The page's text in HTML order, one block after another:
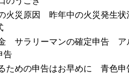
火災原因 昨年中の火災発生
サラリーマンの確定申告 ア
告
ための申告はお早めに 青色申